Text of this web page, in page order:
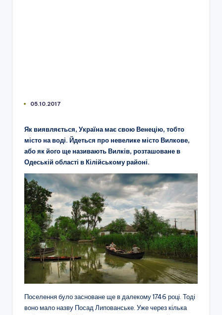
05.10.2017
Як виявляється, Україна має свою Венецію, тобто
місто на воді. Йдеться про невелике місто Вилкове,
або як його ще називають Вилків, розташоване в
Одеській області в Кілійському районі.
Поселення було засноване ще в далекому 1746 році. Тоді
воно мало назву Посад Липованське. Уже через кілька